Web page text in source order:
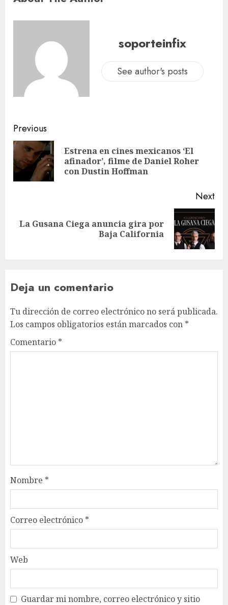
soporteinfix
See author's posts
Previous
Estrena en cines mexicanos ‘El
afinador’, filme de Daniel Roher
con Dustin Hoffman
Next
La Gusana Ciega anuncia gira por
Baja California
Deja un comentario
Tu dirección de correo electrónico no será publicada.
Los campos obligatorios están marcados con *
Comentario *
Nombre *
Correo electrónico *
Web
Guardar mi nombre, correo electrónico y sitio